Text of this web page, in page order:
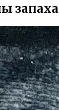
запаха